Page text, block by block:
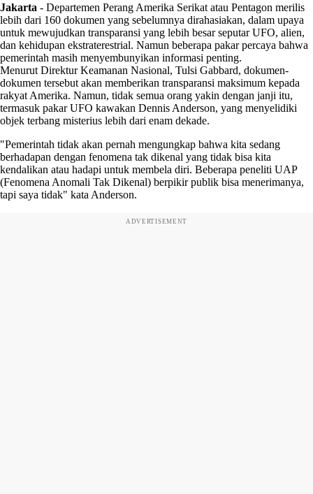
Jakarta - Departemen Perang Amerika Serikat atau Pentagon merilis
lebih dari 160 dokumen yang sebelumnya dirahasiakan, dalam upaya
untuk mewujudkan transparansi yang lebih besar seputar UFO, alien,
dan kehidupan ekstraterestrial. Namun beberapa pakar percaya bahwa
pemerintah masih menyembunyikan informasi penting.
Menurut Direktur Keamanan Nasional, Tulsi Gabbard, dokumen-
dokumen tersebut akan memberikan transparansi maksimum kepada
rakyat Amerika. Namun, tidak semua orang yakin dengan janji itu,
termasuk pakar UFO kawakan Dennis Anderson, yang menyelidiki
objek terbang misterius lebih dari enam dekade.
"Pemerintah tidak akan pernah mengungkap bahwa kita sedang
berhadapan dengan fenomena tak dikenal yang tidak bisa kita
kendalikan atau hadapi untuk membela diri. Beberapa peneliti UAP
(Fenomena Anomali Tak Dikenal) berpikir publik bisa menerimanya,
tapi saya tidak" kata Anderson.
ADVERTISEMENT